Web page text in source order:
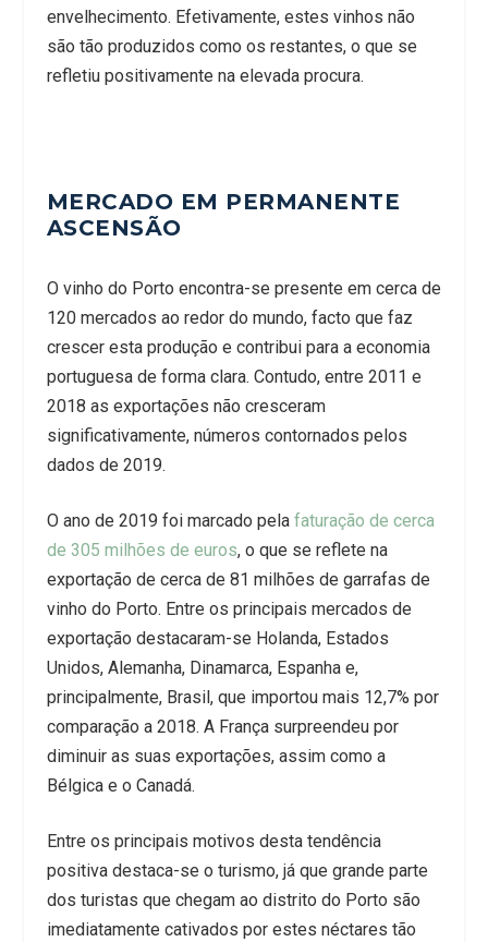
envelhecimento. Efetivamente, estes vinhos não
são tão produzidos como os restantes, o que se
refletiu positivamente na elevada procura.
MERCADO EM PERMANENTE
ASCENSÃO
O vinho do Porto encontra-se presente em cerca de
120 mercados ao redor do mundo, facto que faz
crescer esta produção e contribui para a economia
portuguesa de forma clara. Contudo, entre 2011 e
2018 as exportações não cresceram
significativamente, números contornados pelos
dados de 2019.
O ano de 2019 foi marcado pela faturação de cerca
de 305 milhões de euros, o que se reflete na
exportação de cerca de 81 milhões de garrafas de
vinho do Porto. Entre os principais mercados de
exportação destacaram-se Holanda, Estados
Unidos, Alemanha, Dinamarca, Espanha e,
principalmente, Brasil, que importou mais 12,7% por
comparação a 2018. A França surpreendeu por
diminuir as suas exportações, assim como a
Bélgica e o Canadá.
Entre os principais motivos desta tendência
positiva destaca-se o turismo, já que grande parte
dos turistas que chegam ao distrito do Porto são
imediatamente cativados por estes néctares tão